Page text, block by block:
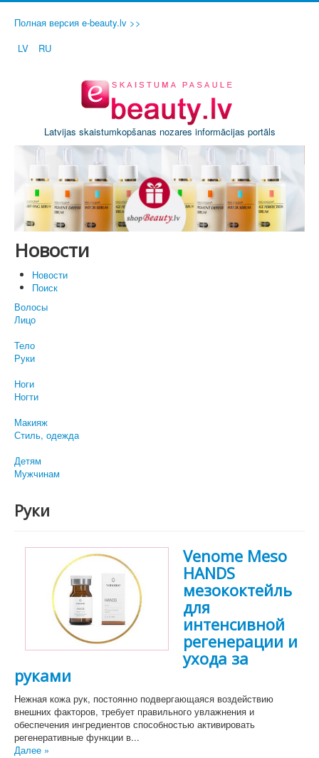
Полная версия e-beauty.lv >>
LV
RU
Latvijas skaistumkopšanas nozares informācijas portāls
Новости
Новости
Поиск
Волосы
Лицо
Тело
Руки
Ноги
Ногти
Макияж
Стиль, одежда
Детям
Мужчинам
Руки
Venome Meso
HANDS
мезококтейль
для
интенсивной
регенерации и
ухода за
руками
Нежная кожа рук, постоянно подвергающаяся воздействию
внешних факторов, требует правильного увлажнения и
обеспечения ингредиентов способностью активировать
регенеративные функции в...
Далее »